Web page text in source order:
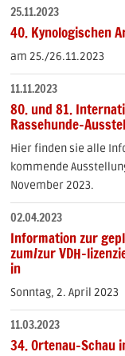
25.11.2023
40. Kynologischen
am 25./26.11.2023
11.11.2023
80. und 81.
Rassehunde-
Hier finden sie alle
kommende
November 2023.
02.04.2023
Information zur
zum/zur VDH-
in
Sonntag, 2. April 2023
11.03.2023
34. Ortenau-Schau